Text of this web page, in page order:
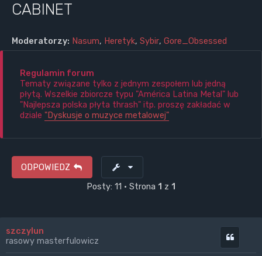
CABINET
Moderatorzy: Nasum, Heretyk, Sybir, Gore_Obsessed
Regulamin forum
Tematy związane tylko z jednym zespołem lub jedną
płytą. Wszelkie zbiorcze typu "América Latina Metal" lub
"Najlepsza polska płyta thrash" itp. proszę zakładać w
dziale "Dyskusje o muzyce metalowej"
ODPOWIEDZ
Posty: 11 • Strona 1 z 1
szczylun
rasowy masterfulowicz